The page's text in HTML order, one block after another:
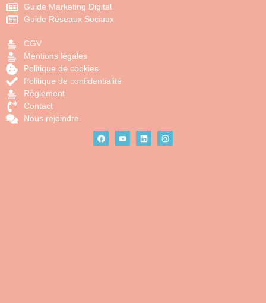
Guide Marketing Digital
Guide Réseaux Sociaux
CGV
Mentions légales
Politique de cookies
Politique de confidentialité
Règlement
Contact
Nous rejoindre